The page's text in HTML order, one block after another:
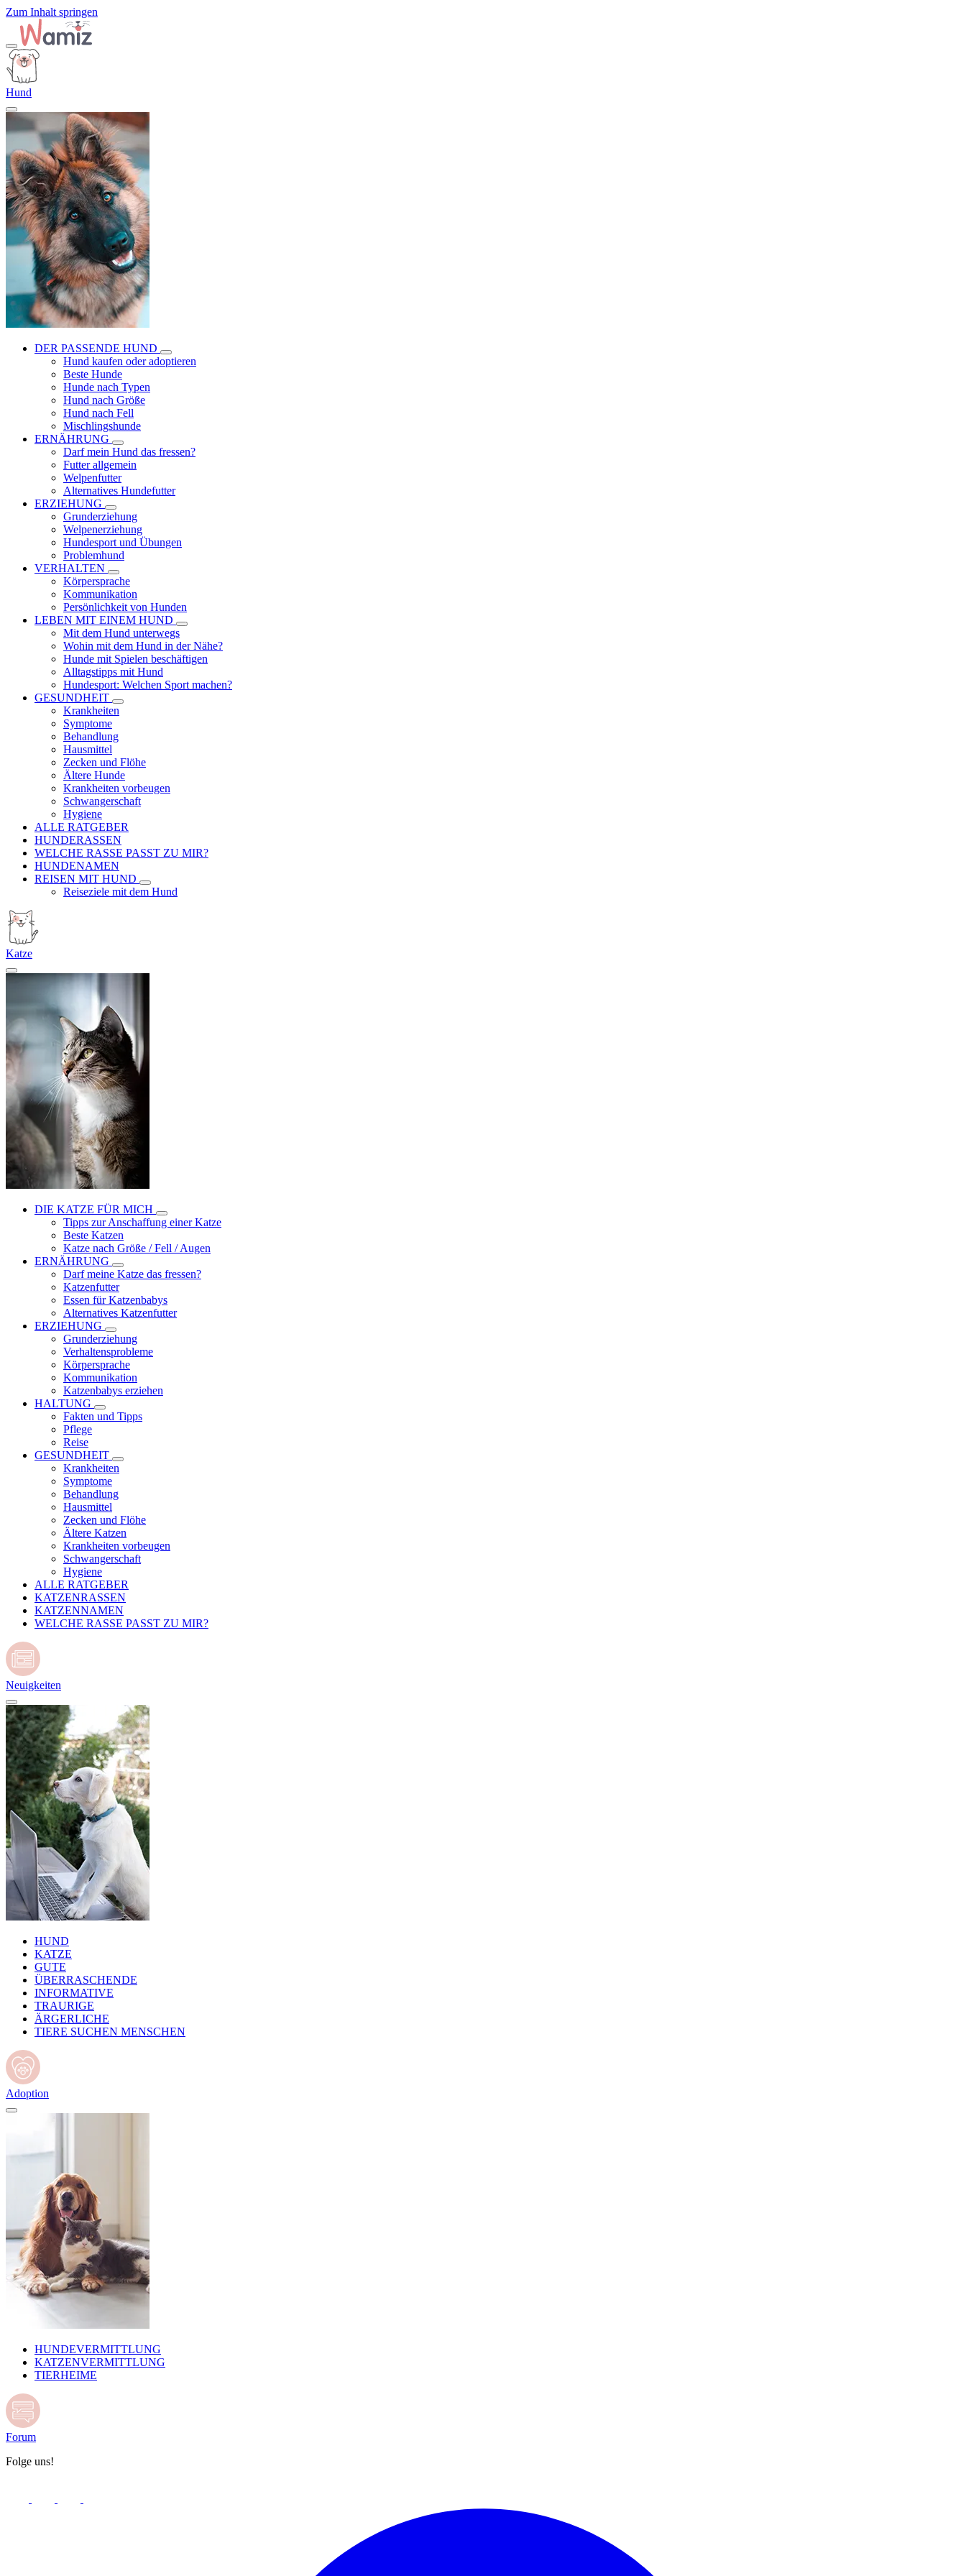
Zum Inhalt springen
Hund
DER PASSENDE HUND
Hund kaufen oder adoptieren
Beste Hunde
Hunde nach Typen
Hund nach Größe
Hund nach Fell
Mischlingshunde
ERNÄHRUNG
Darf mein Hund das fressen?
Futter allgemein
Welpenfutter
Alternatives Hundefutter
ERZIEHUNG
Grunderziehung
Welpenerziehung
Hundesport und Übungen
Problemhund
VERHALTEN
Körpersprache
Kommunikation
Persönlichkeit von Hunden
LEBEN MIT EINEM HUND
Mit dem Hund unterwegs
Wohin mit dem Hund in der Nähe?
Hunde mit Spielen beschäftigen
Alltagstipps mit Hund
Hundesport: Welchen Sport machen?
GESUNDHEIT
Krankheiten
Symptome
Behandlung
Hausmittel
Zecken und Flöhe
Ältere Hunde
Krankheiten vorbeugen
Schwangerschaft
Hygiene
ALLE RATGEBER
HUNDERASSEN
WELCHE RASSE PASST ZU MIR?
HUNDENAMEN
REISEN MIT HUND
Reiseziele mit dem Hund
Katze
DIE KATZE FÜR MICH
Tipps zur Anschaffung einer Katze
Beste Katzen
Katze nach Größe / Fell / Augen
ERNÄHRUNG
Darf meine Katze das fressen?
Katzenfutter
Essen für Katzenbabys
Alternatives Katzenfutter
ERZIEHUNG
Grunderziehung
Verhaltensprobleme
Körpersprache
Kommunikation
Katzenbabys erziehen
HALTUNG
Fakten und Tipps
Pflege
Reise
GESUNDHEIT
Krankheiten
Symptome
Behandlung
Hausmittel
Zecken und Flöhe
Ältere Katzen
Krankheiten vorbeugen
Schwangerschaft
Hygiene
ALLE RATGEBER
KATZENRASSEN
KATZENNAMEN
WELCHE RASSE PASST ZU MIR?
Neuigkeiten
HUND
KATZE
GUTE
ÜBERRASCHENDE
INFORMATIVE
TRAURIGE
ÄRGERLICHE
TIERE SUCHEN MENSCHEN
Adoption
HUNDEVERMITTLUNG
KATZENVERMITTLUNG
TIERHEIME
Forum
Folge uns!